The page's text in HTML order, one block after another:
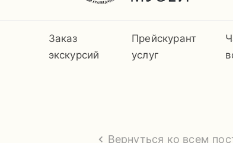
Заказ
экскурсий
Прейскурант
услуг
Вернуться ко всем